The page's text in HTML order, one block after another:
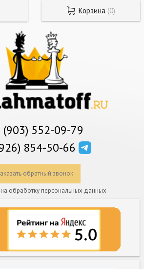
(903) 552-09-79
854-50-66
обратный звонок
обработку персональных данных
Корзина (0)